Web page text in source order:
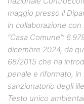
maggio presso il
in collaborazione con
“Casa Comune”:
dicembre 2024, da
68/2015 che ha
penale e riformato,
sanzionatorio degli
Testo unico